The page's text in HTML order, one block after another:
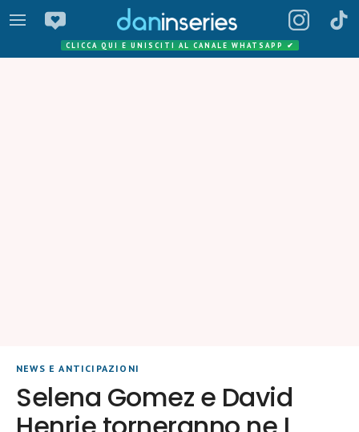
CLICCA QUI E UNISCITI AL CANALE WHATSAPP ✔
NEWS E ANTICIPAZIONI
Selena Gomez e David